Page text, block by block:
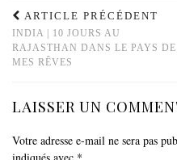
ARTICLE PRÉCÉDENT
INDIA | 10 JOURS AU
RAJASTHAN DANS LE PAYS DE
MES RÊVES
LAISSER UN
Votre adresse e-mail ne sera pas
indiqués avec *